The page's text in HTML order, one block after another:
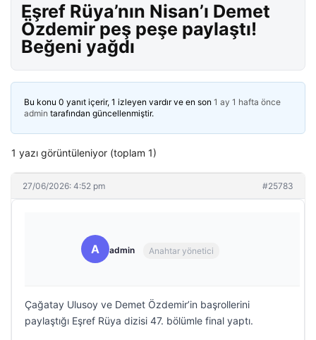
Eşref Rüya’nın Nisan’ı Demet
Özdemir peş peşe paylaştı!
Beğeni yağdı
Bu konu 0 yanıt içerir, 1 izleyen vardır ve en son 1 ay 1 hafta önce
admin tarafından güncellenmiştir.
1 yazı görüntüleniyor (toplam 1)
27/06/2026: 4:52 pm #25783
A admin Anahtar yönetici
Çağatay Ulusoy ve Demet Özdemir’in başrollerini
paylaştığı Eşref Rüya dizisi 47. bölümle final yaptı.